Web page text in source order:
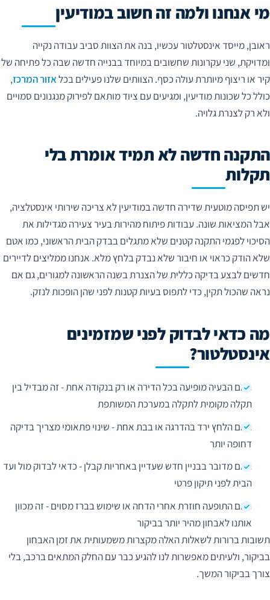
מי אנחנו ולמה זה חשוב במודיעין
ראובן, מייסד אינסטלטור עכשיו, בנה את הצוות סביב עבודה נקייה
ומדויקת, שני עקרונות שחשובים במיוחד בבנייה חדשה שבה כל פתיחה של
קיר או ריצוף מיותרת עולה כסף. הצוותים שלנו פעילים בכלאזור המרכז,
כולל כל שכונות מודיעין, ומגיעים עם ציוד מותאם לפירוק מנגנונים סמויים
ולא רק לצנרת גלויה.
התקנה חדשה לא תמיד אומרת בלי
תקלות
יש תפיסה מוטעית שדירה חדשה במודיעין לא צריכה שירותי אינסטלציה,
אבל המציאות שונה. עבודות פיתוח מהירות בעיר צעירה מגדילות את
הסיכוי לפגמי התקנה קטנים שלא מתגלים בבדק הבית הראשוני, כמו אטם
שלא הודק כראוי או חיבור שלא נבדק בלחץ מלא. אנחנו ממליצים לדיירים
חדשים לבצע בדיקה כללית של הצנרת בשנה הראשונה למגורים, גם אם
נראה שהכול תקין, כדי לתפוס בעיות קטנות לפני שהן הופכות לנזק.
מה כדאי לבדוק לפני שמזמינים
אינסטלטור?
האם הבעיה מופיעה בכל הדירה או רק בנקודה אחת - זה מבדיל בין
תקלה מקומית לתקלה במערכת המשותפת
האם הלחץ ירד בהדרגה או בבת אחת - שינוי פתאומי מצריך בדיקה
דחופה יותר
האם מדובר בבניין חדש שעדיין באחריות קבלן - כדאי לבדוק מול ועד
הבית לפני תיקון פרטי
האם התופעה חוזרת אחרי הדחה או שימוש בברז מסוים - זה מכוון
אותנו לאבחון מהיר יותר בביקור
תשובות ברורות לשאלות האלה מקצרות משמעותית את זמן האבחון
בביקור, ולעיתים מאפשרות לנו להגיע כבר עם החלק המתאים ברכב, בלי
צורך בביקור המשך.